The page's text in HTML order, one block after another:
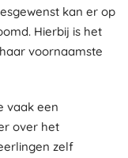
kan er op
Hierbij is het
voornaamste
vaak een
over het
zelf